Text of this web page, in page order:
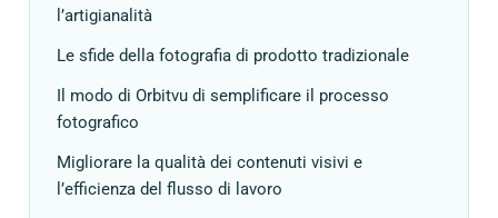
l’artigianalità
Le sfide della fotografia di prodotto tradizionale
Il modo di Orbitvu di semplificare il processo
fotografico
Migliorare la qualità dei contenuti visivi e
l’efficienza del flusso di lavoro